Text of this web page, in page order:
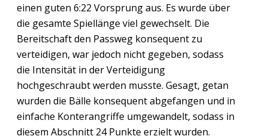
einen guten 6:22 Vorsprung aus. Es wurde über
die gesamte Spiellänge viel gewechselt. Die
Bereitschaft den Passweg konsequent zu
verteidigen, war jedoch nicht gegeben, sodass
die Intensität in der Verteidigung
hochgeschraubt werden musste. Gesagt, getan
wurden die Bälle konsequent abgefangen und in
einfache Konterangriffe umgewandelt, sodass in
diesem Abschnitt 24 Punkte erzielt wurden.